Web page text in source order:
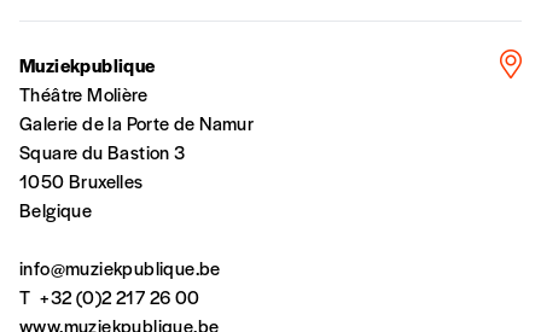
compteIBAN BE34 0010 7305
la commande renseigné dans le mail de
confirmation et la mention “participation
Imag”.
NB
avoir reçu plusieurs numéros. Ce paiement
n’est pas indispensable. Il marque votre
Muziekpublique
Théâtre Molière
Galerie de la Porte de Namur
Square du Bastion 3
1050 Bruxelles
Belgique
info@muziekpublique.be
T +32 (0)2 217 26 00
www.muziekpublique.be